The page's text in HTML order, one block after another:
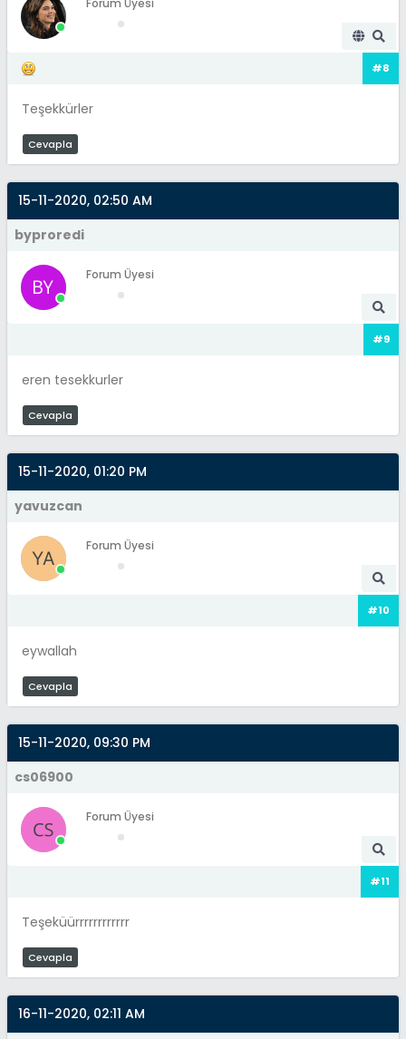
#8
Teşekkürler
Cevapla
15-11-2020, 02:50 AM
byproredi
Forum Üyesi
#9
eren tesekkurler
Cevapla
15-11-2020, 01:20 PM
yavuzcan
Forum Üyesi
#10
eywallah
Cevapla
15-11-2020, 09:30 PM
cs06900
Forum Üyesi
#11
Teşeküürrrrrrrrrrrr
Cevapla
16-11-2020, 02:11 AM